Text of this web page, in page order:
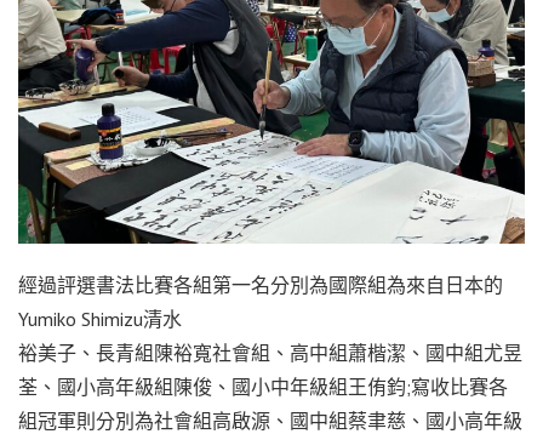
經過評選書法比賽各組第一名分別為國際組為來自日本的
Yumiko Shimizu清水
裕美子、長青組陳裕寬社會組、高中組蕭楷潔、國中組尤昱
荃、國小高年級組陳俊、國小中年級組王侑鈞;寫收比賽各
組冠軍則分別為社會組高啟源、國中組蔡聿慈、國小高年級